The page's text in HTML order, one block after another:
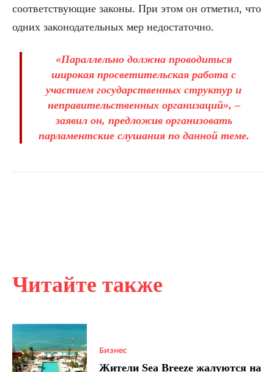
Читайте также
Бизнес
Жители Sea Breeze жалуются на
соответствующие законы. При этом он отметил, что
одних законодательных мер недостаточно.
«Параллельно должна проводиться
широкая просветительская работа с
участием государственных структур и
неправительственных организаций», –
заявил он, предложив организовать
парламентские слушания по данной теме.